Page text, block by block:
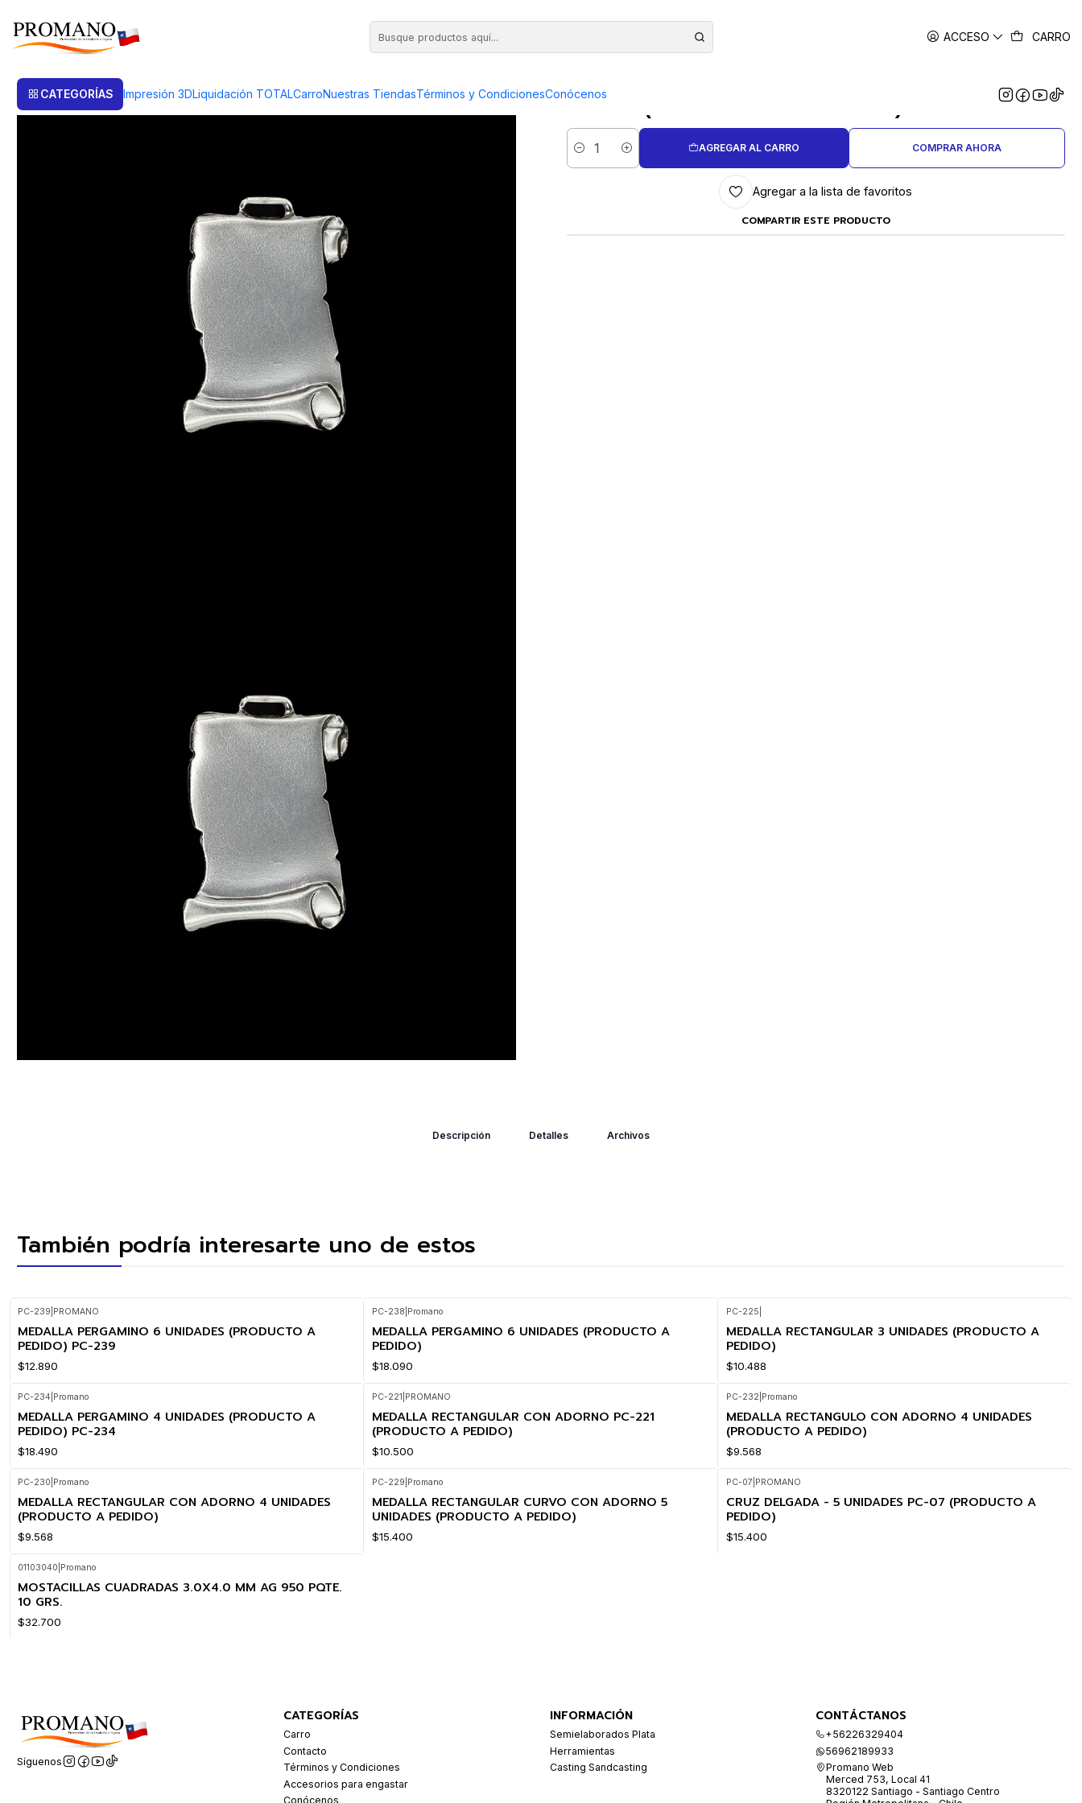
ACCESO CARRO
CATEGORÍAS Impresión 3DLiquidación TOTALCarroNuestras TiendasTérminos y CondicionesConócenos MEDALLA PERGAMINO 4 UNIDADES
(PRODUCTO A PEDIDO) PC-237
Cantidad
AGREGAR AL CARRO COMPRAR AHORA
Agregar a la lista de favoritos
COMPARTIR ESTE PRODUCTO
Descripción Detalles Archivos
También podría interesarte uno de estos
PC-239 PROMANO
MEDALLA PERGAMINO 6 UNIDADES (PRODUCTO A
PEDIDO) PC-239
$12.890
PC-238 Promano
MEDALLA PERGAMINO 6 UNIDADES (PRODUCTO A
PEDIDO)
$18.090
PC-225
MEDALLA RECTANGULAR 3 UNIDADES (PRODUCTO A
PEDIDO)
$10.488
PC-234 Promano
MEDALLA PERGAMINO 4 UNIDADES (PRODUCTO A
PEDIDO) PC-234
$18.490
PC-221 PROMANO
MEDALLA RECTANGULAR CON ADORNO PC-221
(PRODUCTO A PEDIDO)
$10.500
PC-232 Promano
MEDALLA RECTANGULO CON ADORNO 4 UNIDADES
(PRODUCTO A PEDIDO)
$9.568
PC-230 Promano
MEDALLA RECTANGULAR CON ADORNO 4 UNIDADES
(PRODUCTO A PEDIDO)
$9.568
PC-229 Promano
MEDALLA RECTANGULAR CURVO CON ADORNO 5
UNIDADES (PRODUCTO A PEDIDO)
$15.400
PC-07 PROMANO
CRUZ DELGADA - 5 UNIDADES PC-07 (PRODUCTO A
PEDIDO)
$15.400
01103040 Promano
MOSTACILLAS CUADRADAS 3.0X4.0 MM AG 950 PQTE.
10 GRS.
$32.700
Síguenos
CATEGORÍAS
Carro
Contacto
Términos y Condiciones
Accesorios para engastar
Conócenos
INFORMACIÓN
Semielaborados Plata
Herramientas
Casting Sandcasting
CONTÁCTANOS
+56226329404
56962189933
Promano Web
Merced 753, Local 41
8320122 Santiago - Santiago Centro